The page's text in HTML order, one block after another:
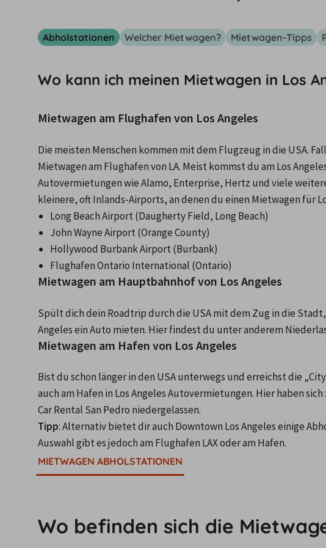
Abholstationen Welcher Mietwagen? Mietwagen-Tipps
Wo kann ich meinen Mietwagen in Los
Mietwagen am Flughafen von Los Angeles
Die meisten Menschen kommen mit dem Flugzeug in die USA.
Mietwagen am Flughafen von LA. Meist kommst du am Los
Autovermietungen wie Alamo, Enterprise, Hertz und viele
kleinere, oft Inlands-Airports, an denen du einen Mietwagen für
Long Beach Airport (Daugherty Field, Long Beach)
John Wayne Airport (Orange County)
Hollywood Burbank Airport (Burbank)
Flughafen Ontario International (Ontario)
Mietwagen am Hauptbahnhof von Los Angeles
Spült dich dein Roadtrip durch die USA mit dem Zug in die
Angeles ein Auto mieten. Hier findest du unter anderem
Mietwagen am Hafen von Los Angeles
Bist du schon länger in den USA unterwegs und erreichst die
auch am Hafen in Los Angeles Autovermietungen. Hier haben
Car Rental San Pedro niedergelassen.
Tipp: Alternativ bietet dir auch Downtown Los Angeles einige
Auswahl gibt es jedoch am Flughafen LAX oder am Hafen.
MIETWAGEN ABHOLSTATIONEN
Wo befinden sich die